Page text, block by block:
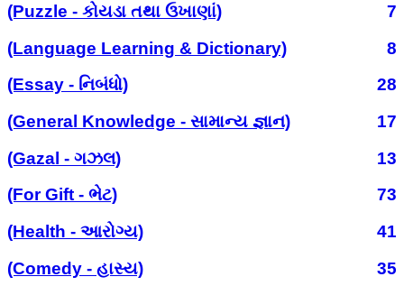
(Puzzle - કોયડા તથા ઉખાણાં)
7
(Language Learning & Dictionary)
8
(Essay - નિબંધો)
28
(General Knowledge - સામાન્ય જ્ઞાન)
17
(Gazal - ગઝલ)
13
(For Gift - ભેટ)
73
(Health - આરોગ્ય)
41
(Comedy - હાસ્ય)
35